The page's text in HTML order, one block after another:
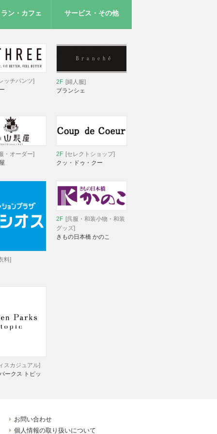
ン・カフェ サービス・その他
ッチパンツ]
2F [婦人服]
ブランシェ
・オーダー]
2F [セレクトショップ]
クッ・ドゥ・クー
料]
2F [呉服・和装小物・和装
グッズ]
きもの日本橋 かのこ
スカジュアル]
ークス トピッ
お問い合わせ
個人情報の取り扱いについて